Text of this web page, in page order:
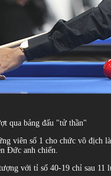
qua bảng đấu "tử thần"
viên số 1 cho chức vô địch
Đức anh chiến.
với tỉ số 40-19 chỉ sau